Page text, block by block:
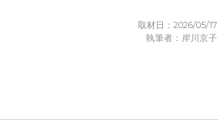
取材日：2026/05/17
執筆者：岸川京子